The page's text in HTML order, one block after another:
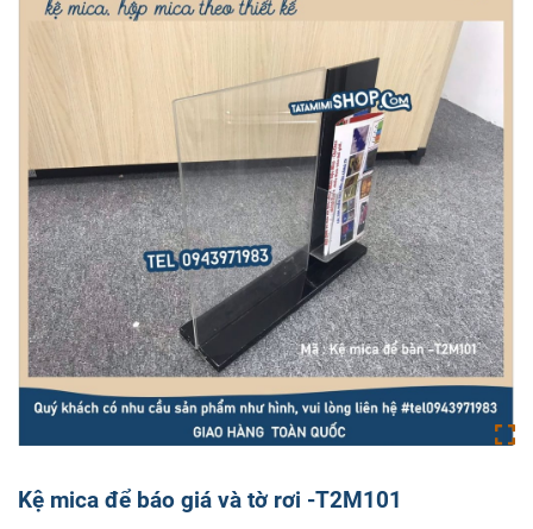
Kệ mica để báo giá và tờ rơi -T2M101